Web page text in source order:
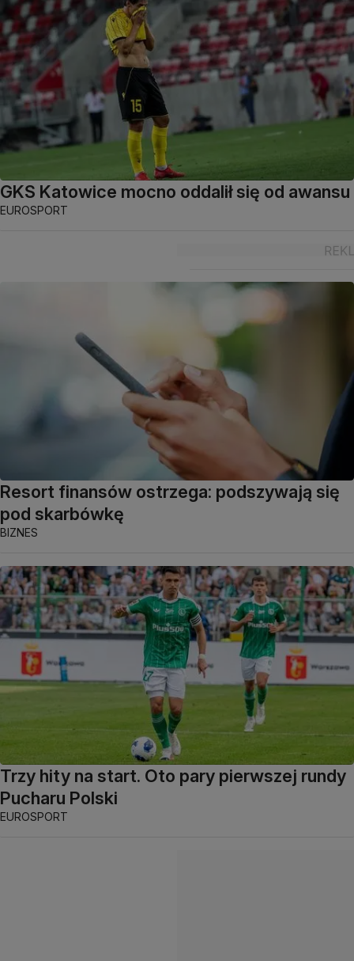
GKS Katowice mocno oddalił się od awansu
EUROSPORT
Resort finansów ostrzega: podszywają się
pod skarbówkę
BIZNES
Trzy hity na start. Oto pary pierwszej rundy
Pucharu Polski
EUROSPORT